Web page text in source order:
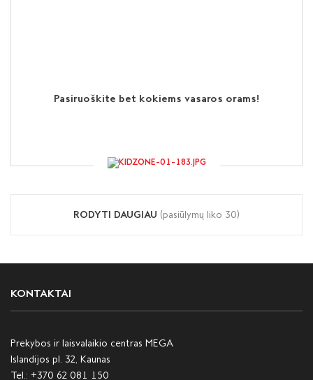
Pasiruoškite bet kokiems vasaros orams!
RODYTI DAUGIAU (pasiūlymų liko 30)
KONTAKTAI
Prekybos ir laisvalaikio centras MEGA
Islandijos pl. 32, Kaunas
Tel.: +370 62 081 150